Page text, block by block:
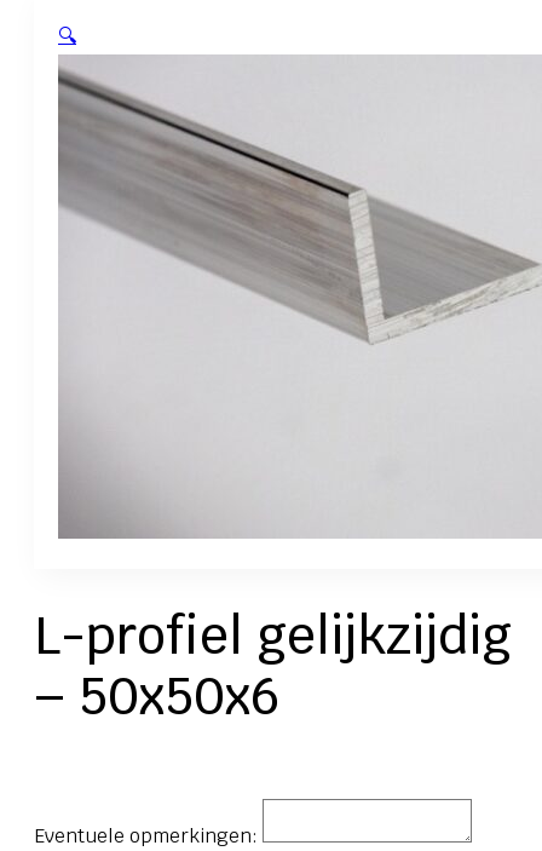
🔍
L-profiel gelijkzijdig
– 50x50x6
Eventuele opmerkingen: